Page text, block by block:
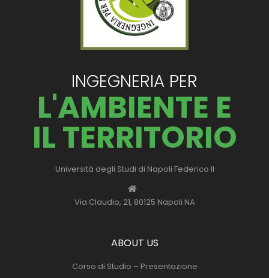
INGEGNERIA PER
L'AMBIENTE E
IL TERRITORIO
Università degli Studi di Napoli Federico II
Via Claudio, 21, 80125 Napoli NA
ABOUT US
Corso di Studio – Presentazione